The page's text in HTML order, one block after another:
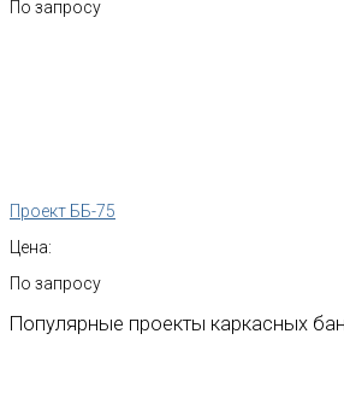
По запросу
Проект ББ-75
Цена:
По запросу
Популярные проекты каркасных